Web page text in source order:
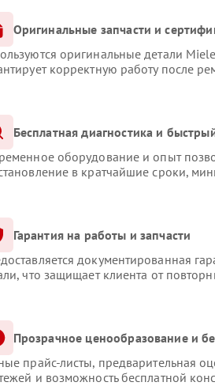
Оригинальные запчасти и
оригинальные детали
корректную работу после
Бесплатная диагностика и
оборудование и опыт
в кратчайшие сроки,
Гарантия на работы и запчасти
документированная
что защищает клиента от
Прозрачное ценообразование и
прайс-листы, предварительная
и возможность бесплатной